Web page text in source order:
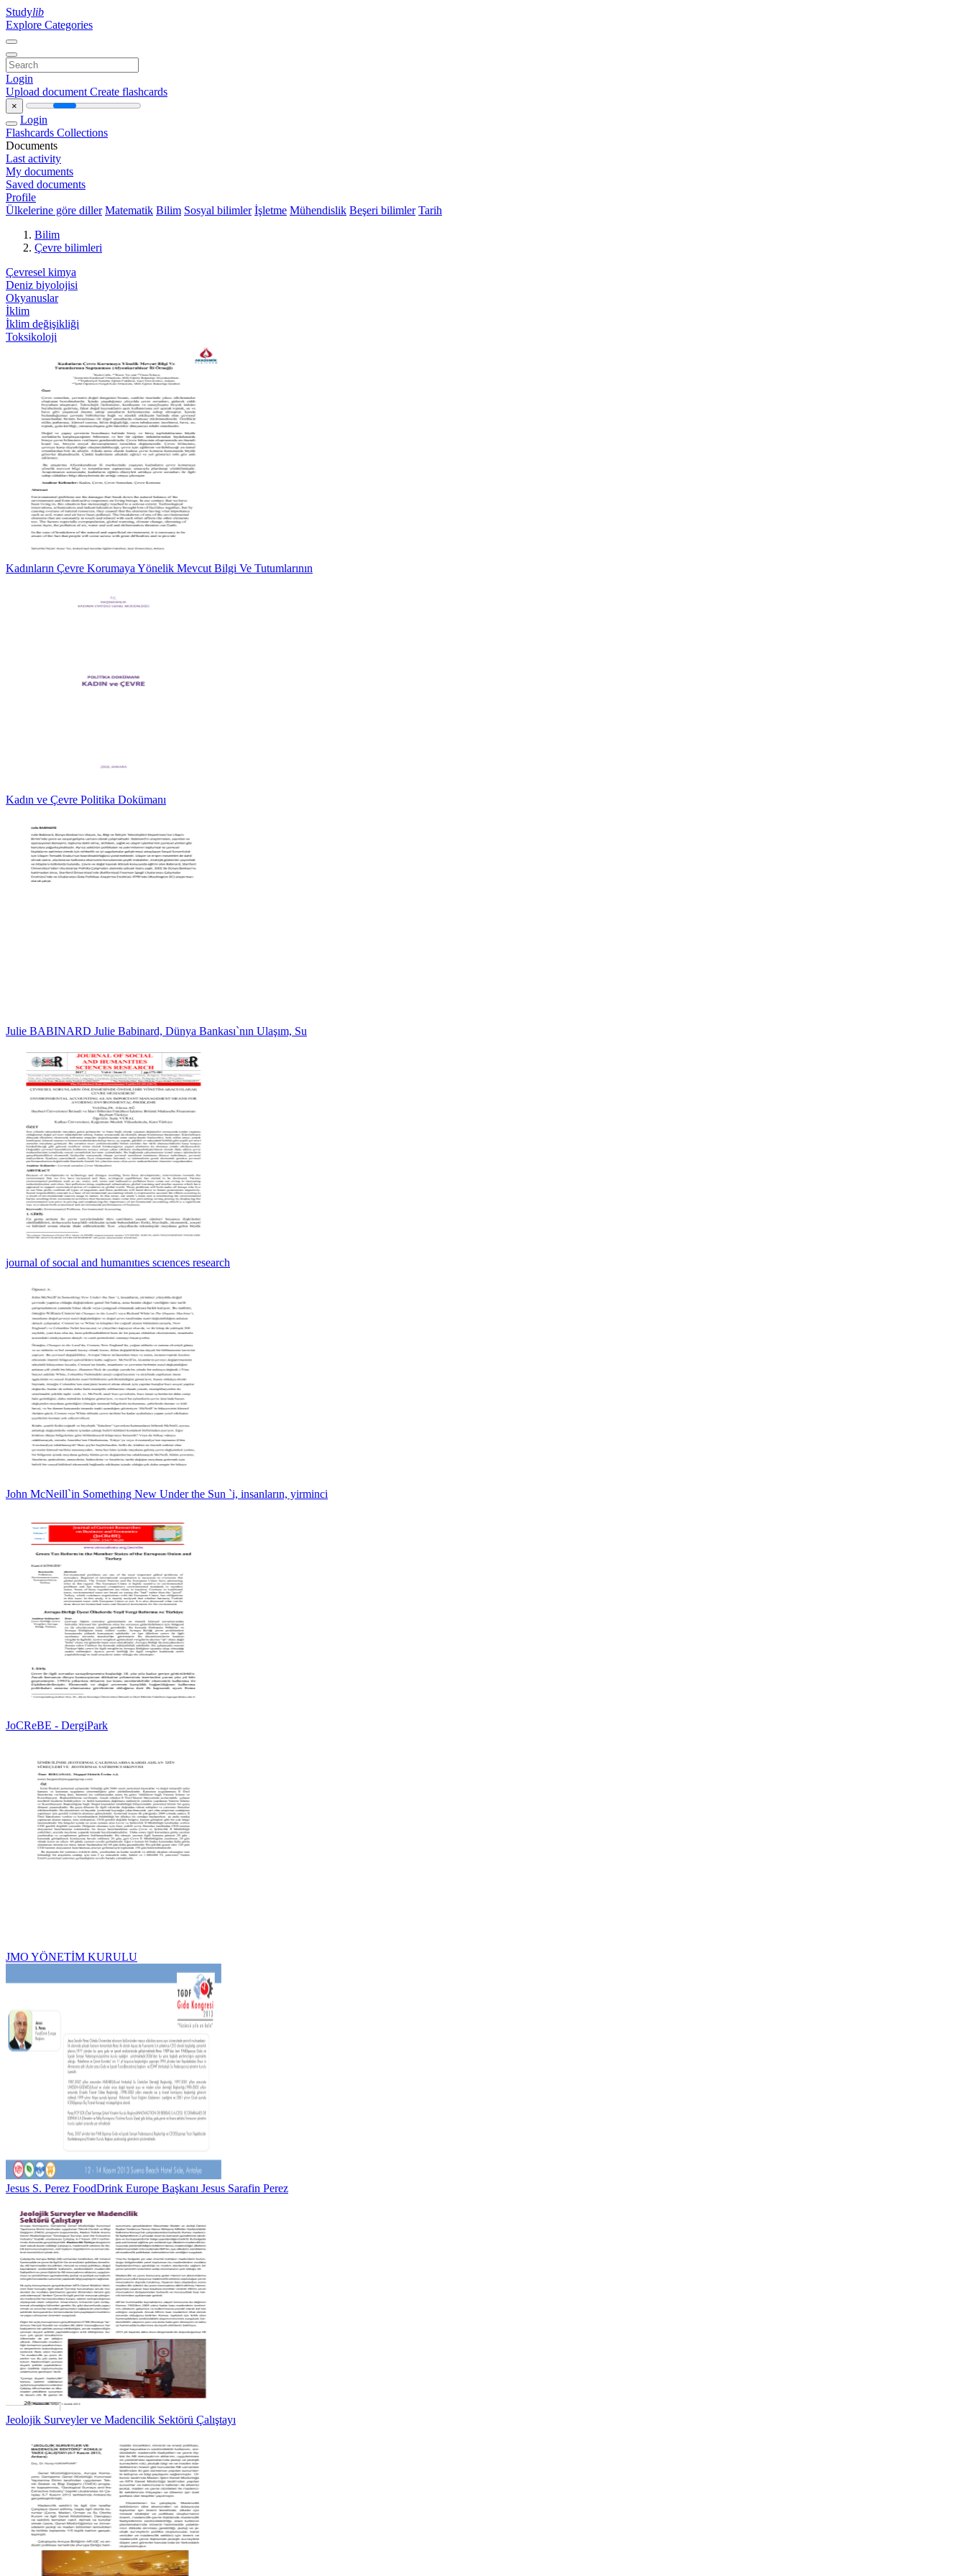
Studylib
Explore Categories
Login
Upload document Create flashcards
×
Login
Flashcards Collections
Documents
Last activity
My documents
Saved documents
Profile
Ülkelerine göre diller Matematik Bilim Sosyal bilimler İşletme Mühendislik Beşeri bilimler Tarih
Bilim
Çevre bilimleri
Çevresel kimya
Deniz biyolojisi
Okyanuslar
İklim
İklim değişikliği
Toksikoloji
Kadınların Çevre Korumaya Yönelik Mevcut Bilgi Ve Tutumlarının
Kadın ve Çevre Politika Dokümanı
Julie BABINARD Julie Babinard, Dünya Bankası`nın Ulaşım, Su
journal of socıal and humanıtıes scıences research
John McNeill`in Something New Under the Sun `i, insanların, yirminci
JoCReBE - DergiPark
JMO YÖNETİM KURULU
Jesus S. Perez FoodDrink Europe Başkanı Jesus Sarafin Perez
Jeolojik Surveyler ve Madencilik Sektörü Çalıştayı